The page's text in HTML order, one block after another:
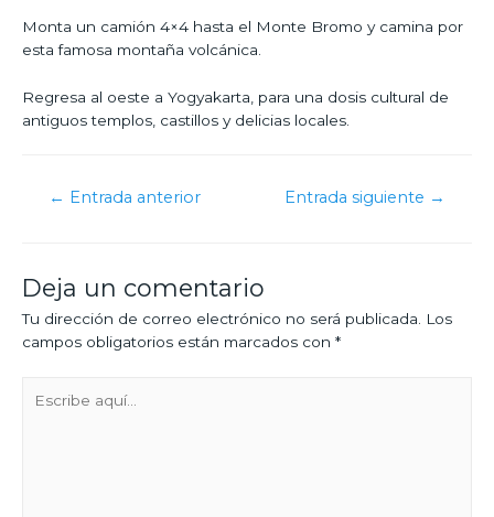
Monta un camión 4×4 hasta el Monte Bromo y camina por
esta famosa montaña volcánica.
Regresa al oeste a Yogyakarta, para una dosis cultural de
antiguos templos, castillos y delicias locales.
← Entrada anterior Entrada siguiente →
Deja un comentario
Tu dirección de correo electrónico no será publicada.
Los
campos obligatorios están marcados con *